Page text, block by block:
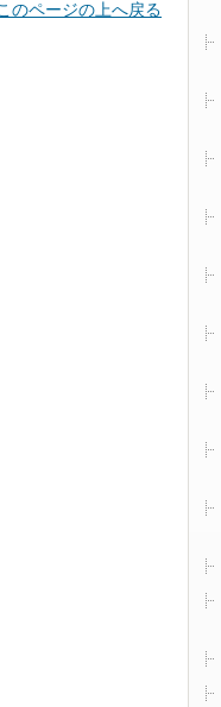
のページの上へ戻る